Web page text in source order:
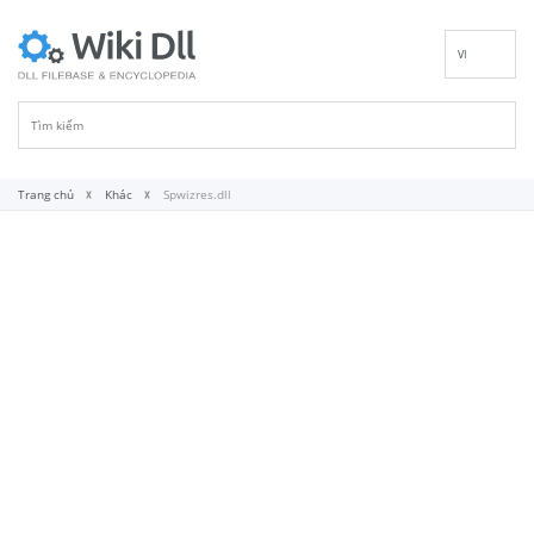
VI
Trang chủ Khác Spwizres.dll